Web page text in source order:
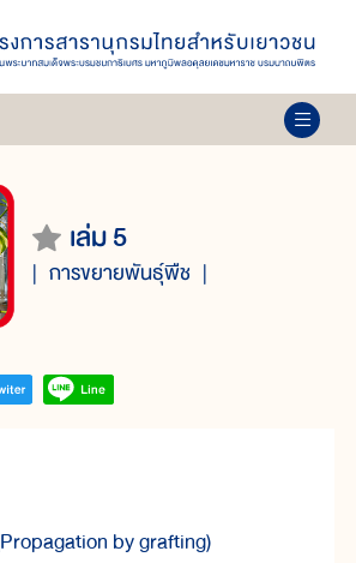
เล่ม 5
การขยายพันธุ์พืช
by grafting)